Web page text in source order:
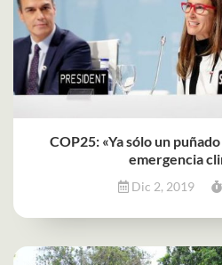
COP25: «Ya sólo un
emergencia
Dic 2, 2019